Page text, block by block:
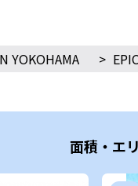
YOKOHAMA >
面積・エ